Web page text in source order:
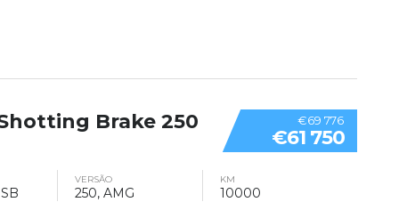
€69 776
€61 750
Brake 250
VERSÃO
250, AMG
KM
10000